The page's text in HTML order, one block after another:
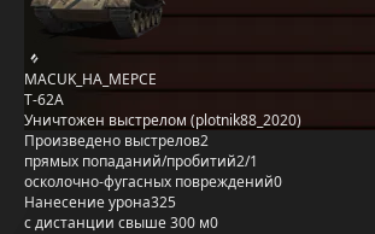
MACUK_HA_MEPCE
Т-62А
Уничтожен выстрелом (plotnik88_2020)
Произведено выстрелов2
прямых попаданий/пробитий2/1
осколочно-фугасных повреждений0
Нанесение урона325
с дистанции свыше 300 м0